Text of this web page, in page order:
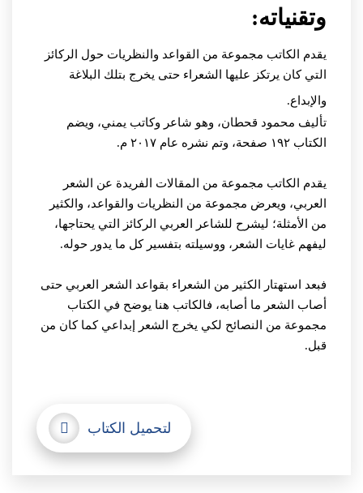
وتقنياته:
يقدم الكاتب مجموعة من القواعد والنظريات حول الركائز
التي كان يرتكز عليها الشعراء حتى يخرج بتلك البلاغة
والإبداع.
تأليف محمود قحطان، وهو شاعر وكاتب يمني، ويضم
الكتاب ١٩٢ صفحة، وتم نشره عام ٢٠١٧ م.
يقدم الكاتب مجموعة من المقالات الفريدة عن الشعر
العربي، ويعرض مجموعة من النظريات والقواعد، والكثير
من الأمثلة؛ ليشرح للشاعر العربي الركائز التي يحتاجها،
ليفهم غايات الشعر، ووسيلته بتفسير كل ما يدور حوله.
فبعد استهتار الكثير من الشعراء بقواعد الشعر العربي حتى
أصاب الشعر ما أصابه، فالكاتب هنا يوضح في الكتاب
مجموعة من النصائح لكي يخرج الشعر إبداعي كما كان من
قبل.
لتحميل الكتاب